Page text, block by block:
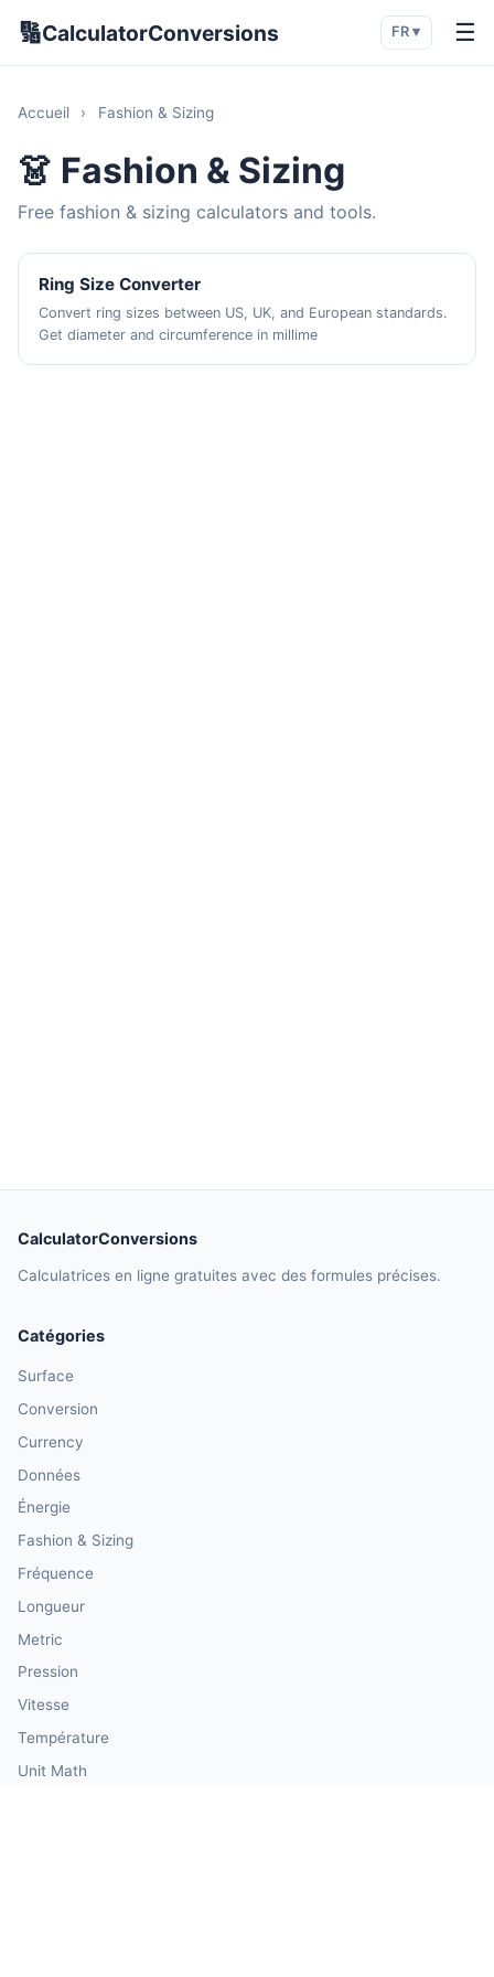
🔢CalculatorConversions FR ▾ ☰
Accueil › Fashion & Sizing
👗 Fashion & Sizing
Free fashion & sizing calculators and tools.
Ring Size Converter
Convert ring sizes between US, UK, and European standards.
Get diameter and circumference in millime
CalculatorConversions
Calculatrices en ligne gratuites avec des formules précises.
Catégories
Surface
Conversion
Currency
Données
Énergie
Fashion & Sizing
Fréquence
Longueur
Metric
Pression
Vitesse
Température
Unit Math